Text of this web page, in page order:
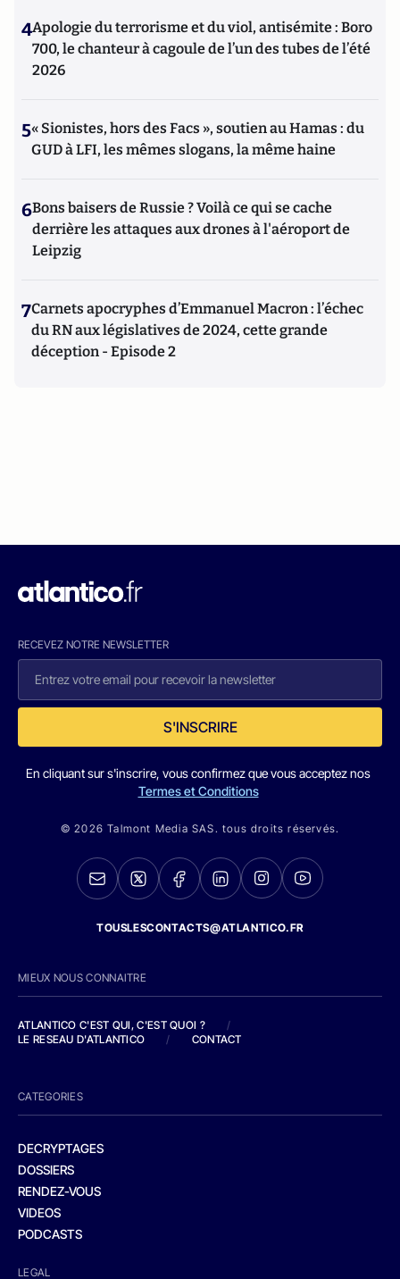
4Apologie du terrorisme et du viol, antisémite : Boro
700, le chanteur à cagoule de l’un des tubes de l’été
2026
5« Sionistes, hors des Facs », soutien au Hamas : du
GUD à LFI, les mêmes slogans, la même haine
6Bons baisers de Russie ? Voilà ce qui se cache
derrière les attaques aux drones à l'aéroport de
Leipzig
7Carnets apocryphes d’Emmanuel Macron : l’échec
du RN aux législatives de 2024, cette grande
déception - Episode 2
RECEVEZ NOTRE NEWSLETTER
S'INSCRIRE
En cliquant sur s'inscrire, vous confirmez que vous acceptez nos
Termes et Conditions
© 2026 Talmont Media SAS. tous droits réservés.
TOUSLESCONTACTS@ATLANTICO.FR
MIEUX NOUS CONNAITRE
ATLANTICO C'EST QUI, C'EST QUOI ?
/
LE RESEAU D'ATLANTICO
/ CONTACT
CATEGORIES
DECRYPTAGES
DOSSIERS
RENDEZ-VOUS
VIDEOS
PODCASTS
LEGAL